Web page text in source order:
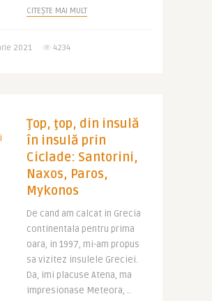
CITEȘTE MAI MULT
2021 4234
Ţop, ţop, din insulă
în insulă prin
Ciclade: Santorini,
Naxos, Paros,
Mykonos
De cand am calcat in Grecia
continentala pentru prima
oara, in 1997, mi-am propus
sa vizitez insulele Greciei.
Da, imi placuse Atena, ma
impresionase Meteora, ..